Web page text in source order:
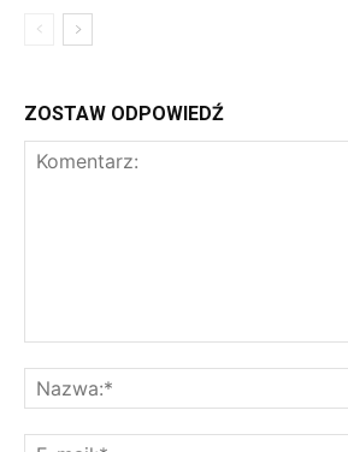
ZOSTAW ODPOWIEDŹ